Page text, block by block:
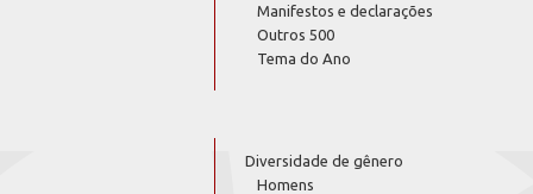
Manifestos e declarações
Outros 500
Tema do Ano
Diversidade de gênero
Homens